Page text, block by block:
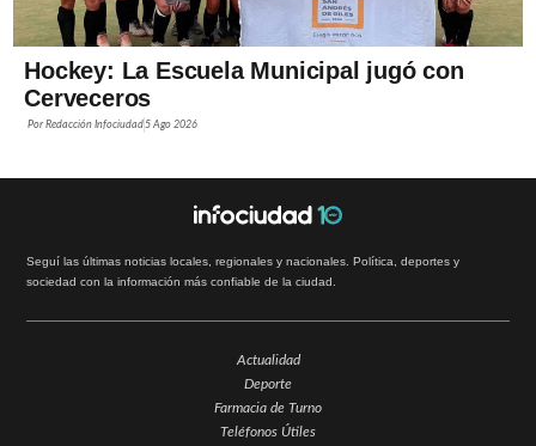
Hockey: La Escuela Municipal jugó con
Cerveceros
PorRedacción Infociudad5 Ago 2026
Seguí las últimas noticias locales, regionales y nacionales. Política, deportes y
sociedad con la información más confiable de la ciudad.
Actualidad
Deporte
Farmacia de Turno
Teléfonos Útiles